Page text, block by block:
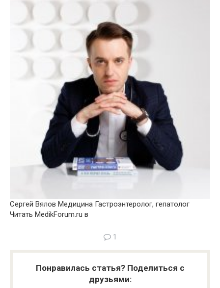
Сергей Вялов Медицина Гастроэнтеролог, гепатолог
Читать MedikForum.ru в
1
Понравилась статья? Поделиться с
друзьями: